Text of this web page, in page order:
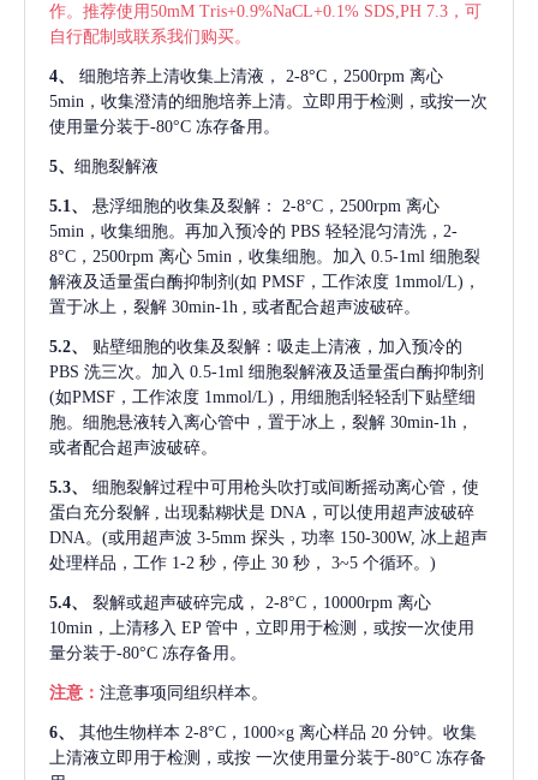
作。推荐使用50mM Tris+0.9%NaCL+0.1% SDS,PH 7.3，可
自行配制或联系我们购买。
4、 细胞培养上清收集上清液，
2-8°C，2500rpm 离心
5min，收集澄清的细胞培养上清。立即用于检测，或按一次
使用量分装于-80°C 冻存备用。
5、 细胞裂解液
5.1、 悬浮细胞的收集及裂解：
2-8°C，2500rpm 离心
5min，收集细胞。再加入预冷的 PBS 轻轻混匀清洗，2-
8°C，2500rpm 离心 5min，收集细胞。加入 0.5-1ml 细胞裂
解液及适量蛋白酶抑制剂(如 PMSF，工作浓度 1mmol/L)，
置于冰上，裂解 30min-1h , 或者配合超声波破碎。
5.2、
贴壁细胞的收集及裂解：吸走上清液，加入预冷的
PBS 洗三次。加入 0.5-1ml 细胞裂解液及适量蛋白酶抑制剂
(如PMSF，工作浓度 1mmol/L)，用细胞刮轻轻刮下贴壁细
胞。细胞悬液转入离心管中，置于冰上，裂解 30min-1h，
或者配合超声波破碎。
5.3、
细胞裂解过程中可用枪头吹打或间断摇动离心管，使
蛋白充分裂解
, 出现黏糊状是 DNA，可以使用超声波破碎
DNA。(或用超声波 3-5mm 探头，功率 150-300W, 冰上超声
处理样品，工作 1-2 秒，停止 30 秒， 3~5 个循环。)
5.4、 裂解或超声破碎完成，
2-8°C，10000rpm 离心
10min，上清移入 EP 管中，立即用于检测，或按一次使用
量分装于-80°C 冻存备用。
注意： 注意事项同组织样本。
6、 其他生物样本 2-8°C，1000×g 离心样品 20 分钟。收集
上清液立即用于检测，或按 一次使用量分装于-80°C 冻存备